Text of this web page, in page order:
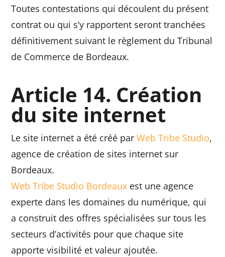
Toutes contestations qui découlent du présent
contrat ou qui s’y rapportent seront tranchées
définitivement suivant le règlement du Tribunal
de Commerce de Bordeaux.
Article 14. Création
du site internet
Le site internet a été créé parWeb Tribe Studio,
agence de création de sites internet sur
Bordeaux.
Web Tribe Studio Bordeaux est une agence
experte dans les domaines du numérique, qui
a construit des offres spécialisées sur tous les
secteurs d’activités pour que chaque site
apporte visibilité et valeur ajoutée.